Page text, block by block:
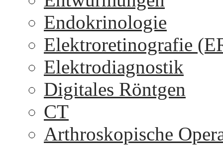
Endokrinologie
Elektroretinografie
Elektrodiagnostik
Digitales Röntgen
CT
Arthroskopische